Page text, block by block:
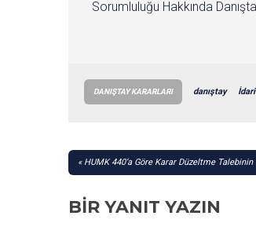
Sorumluluğu Hakkında
DANIŞTAY KARARLARI danıştay İdari
YAZI
HUMK 440’a Göre Karar Düzeltme Talebinin
BIR YANIT YAZIN